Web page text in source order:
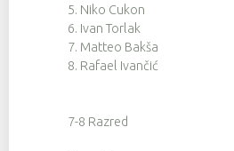
5. Niko Cukon
6. Ivan Torlak
7. Matteo Bakša
8. Rafael Ivančić
7-8 Razred